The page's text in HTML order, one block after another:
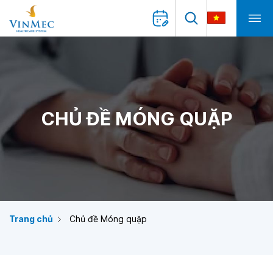
CHỦ ĐỀ MÓNG QUẶP
Trang chủ Chủ đề Móng quặp